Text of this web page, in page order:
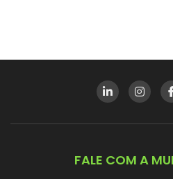
FALE COM A